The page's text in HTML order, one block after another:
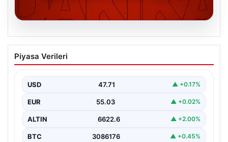
MGK’den 8 maddelik kritik bildiri: Dikkat
çeken ‘Terörsüz Bölge’ vurgusu
Piyasa Verileri
USD 47.71 ▲ +0.17%
EUR 55.03 ▲ +0.02%
ALTIN 6622.6 ▲ +2.00%
BTC 3086176 ▲ +0.45%